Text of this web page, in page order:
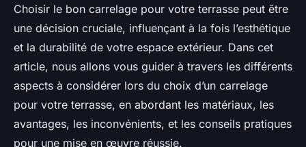
Choisir le bon carrelage pour votre terrasse peut être
une décision cruciale, influençant à la fois l’esthétique
et la durabilité de votre espace extérieur. Dans cet
article, nous allons vous guider à travers les différents
aspects à considérer lors du choix d’un carrelage
pour votre terrasse, en abordant les matériaux, les
avantages, les inconvénients, et les conseils pratiques
pour une mise en œuvre réussie.